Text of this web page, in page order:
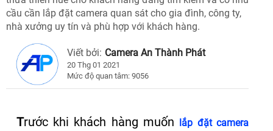
cầu cần lắp đặt camera quan sát cho gia đình, công ty,
nhà xưởng uy tín và phù hợp với khách hàng.
Viết bởi: Camera An Thành Phát
20 Thg 01 2021
Mức độ quan tâm: 9056
Trước khi khách hàng muốn lắp đặt camera